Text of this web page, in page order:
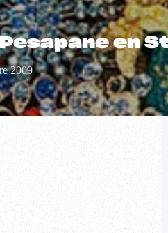
Pesapane en
2009